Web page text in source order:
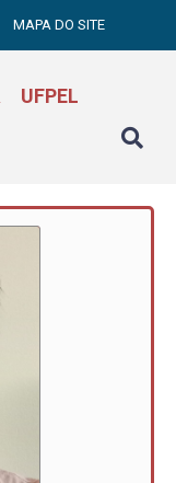
MAPA DO SITE
UFPEL